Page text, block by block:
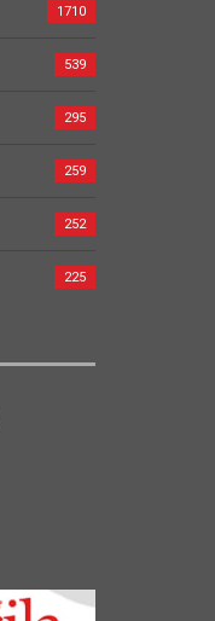
1710
539
295
259
252
225